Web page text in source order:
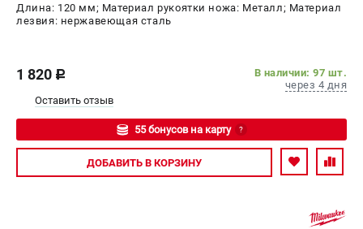
Длина: 120 мм; Материал рукоятки ножа: Металл; Материал
лезвия: нержавеющая сталь
1 820 c
В наличии: 97 шт.
через 4 дня
Оставить отзыв
55 бонусов на карту ?
Авторизуйтесь
ДОБАВИТЬ В КОРЗИНУ